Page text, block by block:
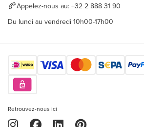
Appelez-nous au: +32 2 888 31 90
Du lundi au vendredi 10h00-17h00
Retrouvez-nous ici